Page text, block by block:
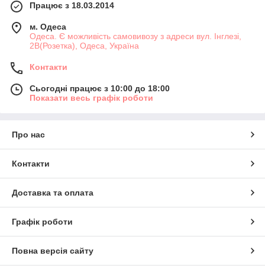
Працює з 18.03.2014
м. Одеса
Одеса. Є можливість самовивозу з адреси вул. Інглезі,
2В(Розетка), Одеса, Україна
Контакти
Сьогодні працює з 10:00 до 18:00
Показати весь графік роботи
Про нас
Контакти
Доставка та оплата
Графік роботи
Повна версія сайту